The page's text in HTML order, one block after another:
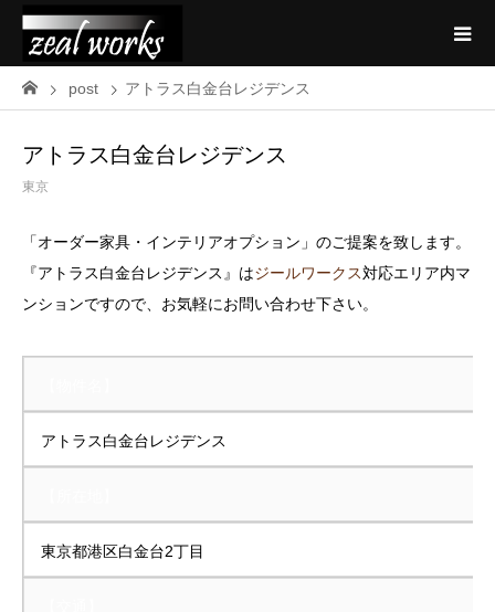
post アトラス白金台レジデンス
アトラス白金台レジデンス
東京
「オーダー家具・インテリアオプション」のご提案を致します。
『アトラス白金台レジデンス』はジールワークス対応エリア内マ
ンションですので、お気軽にお問い合わせ下さい。
アトラス白金台レジデンス
東京都港区白金台2丁目